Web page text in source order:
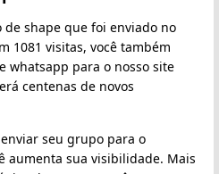
de shape que foi enviado no
1081 visitas, você também
whatsapp para o nosso site
centenas de novos
enviar seu grupo para o
aumenta sua visibilidade. Mais